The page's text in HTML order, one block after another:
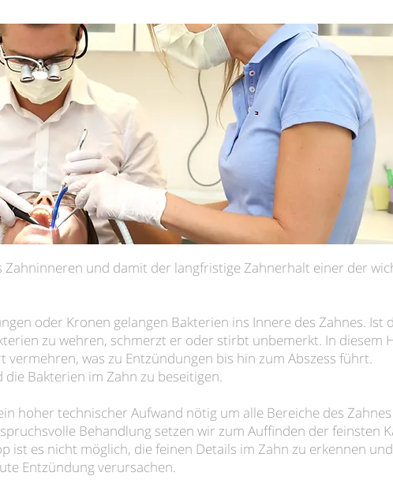
und damit der langfristige Zahnerhalt einer der
oder Kronen gelangen Bakterien ins Innere des Zahnes. Ist
zu wehren, schmerzt er oder stirbt unbemerkt. In diesem
was zu Entzündungen bis hin zum Abszess führt.
Bakterien im Zahn zu beseitigen.
hoher technischer Aufwand nötig um alle Bereiche des
Behandlung setzen wir zum Auffinden der feinsten
ist es nicht möglich, die feinen Details im Zahn zu erkennen
Entzündung verursachen.